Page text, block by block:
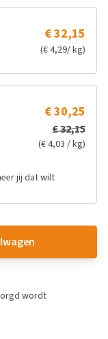
€ 32,15
(€ 4,29/ kg)
€ 30,25
€ 32,15
(€ 4,03 / kg)
jij dat wilt
wordt